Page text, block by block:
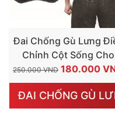
ĐAI CHỐNG GÙ
Đai Chống Gù Lưng
Chỉnh Cột Sống Cho
Người Lớn Aolikes
250.000VND GIÁ
GỐC
LÀ:
250.000
180.000